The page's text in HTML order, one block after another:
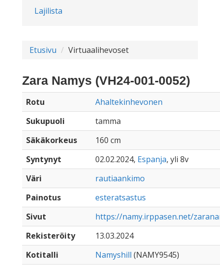
Lajilista
Etusivu Virtuaalihevoset
Zara Namys (VH24-001-0052)
Rotu
Ahaltekinhevonen
Sukupuoli
tamma
Säkäkorkeus
160 cm
Syntynyt
02.02.2024, Espanja, yli 8v
Väri
rautiaankimo
Painotus
esteratsastus
Sivut
https://namy.irppasen.net/
Rekisteröity
13.03.2024
Kotitalli
Namyshill (NAMY9545)